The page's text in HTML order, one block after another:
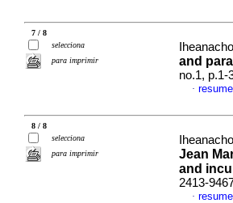
7 / 8
selecciona
para imprimir
and
no.1, p.1-
·
8 / 8
selecciona
para imprimir
Jean
and
2413-
·